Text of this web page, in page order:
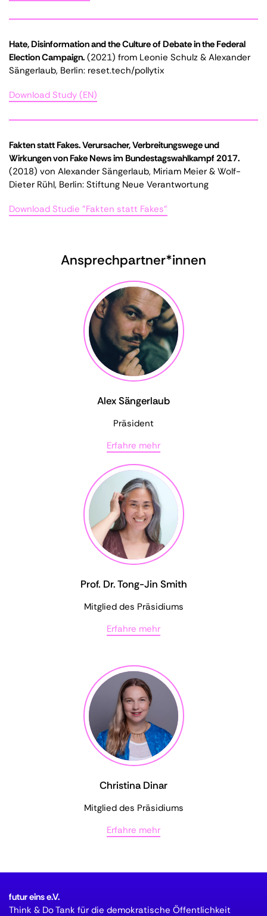
Hate, Disinformation and the Culture of Debate in the Federal
Election Campaign. (2021) from Leonie Schulz & Alexander
Sängerlaub, Berlin: reset.tech/pollytix
Download Study (EN)
Fakten statt Fakes. Verursacher, Verbreitungswege und
Wirkungen von Fake News im Bundestagswahlkampf 2017.
(2018) von Alexander Sängerlaub, Miriam Meier & Wolf-
Dieter Rühl, Berlin: Stiftung Neue Verantwortung
Download Studie "Fakten statt Fakes"
Ansprechpartner*innen
Alex Sängerlaub
Präsident
Erfahre mehr
Prof. Dr. Tong-Jin Smith
Mitglied des Präsidiums
Erfahre mehr
Christina Dinar
Mitglied des Präsidiums
Erfahre mehr
futur eins e.V.
Think & Do Tank für die demokratische Öffentlichkeit